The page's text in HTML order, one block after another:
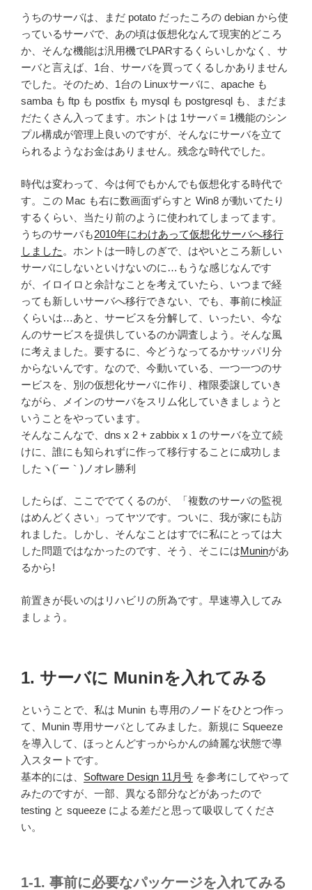
うちのサーバは、まだ potato だったころの debian から使
っているサーバで、あの頃は仮想化なんて現実的どころ
か、そんな機能は汎用機でLPARするくらいしかなく、サ
ーバと言えば、1台、サーバを買ってくるしかありません
でした。そのため、1台の Linuxサーバに、apache も
samba も ftp も postfix も mysql も postgresql も、まだま
だたくさん入ってます。ホントは 1サーバ = 1機能のシン
プル構成が管理上良いのですが、そんなにサーバを立て
られるようなお金はありません。残念な時代でした。
時代は変わって、今は何でもかんでも仮想化する時代で
す。この Mac も右に数画面ずらすと Win8 が動いてたり
するくらい、当たり前のように使われてしまってます。
うちのサーバも2010年にわけあって仮想化サーバへ移行
しました 。ホントは一時しのぎで、はやいところ新しい
サーバにしないといけないのに…もうな感じなんです
が、イロイロと余計なことを考えていたら、いつまで経
っても新しいサーバへ移行できない、でも、事前に検証
くらいは…あと、サービスを分解して、いったい、今な
んのサービスを提供しているのか調査しよう。そんな風
に考えました。要するに、今どうなってるかサッパリ分
からないんです。なので、今動いている、一つ一つのサ
ービスを、別の仮想化サーバに作り、権限委譲していき
ながら、メインのサーバをスリム化していきましょうと
いうことをやっています。
そんなこんなで、dns x 2 + zabbix x 1 のサーバを立て続
けに、誰にも知られずに作って移行することに成功しま
したヽ(´ー｀)ノオレ勝利
したらば、ここででてくるのが、「複数のサーバの監視
はめんどくさい」ってヤツです。ついに、我が家にも訪
れました。しかし、そんなことはすでに私にとっては大
した問題ではなかったのです、そう、そこにはMuninがあ
るから!
前置きが長いのはリハビリの所為です。早速導入してみ
ましょう。
1. サーバに Muninを入れてみる
ということで、私は Munin も専用のノードをひとつ作っ
て、Munin 専用サーバとしてみました。新規に Squeeze
を導入して、ほっとんどすっからかんの綺麗な状態で導
入スタートです。
基本的には、 Software Design 11月号 を参考にしてやって
みたのですが、一部、異なる部分などがあったので
testing と squeeze による差だと思って吸収してくださ
い。
1-1. 事前に必要なパッケージを入れてみる